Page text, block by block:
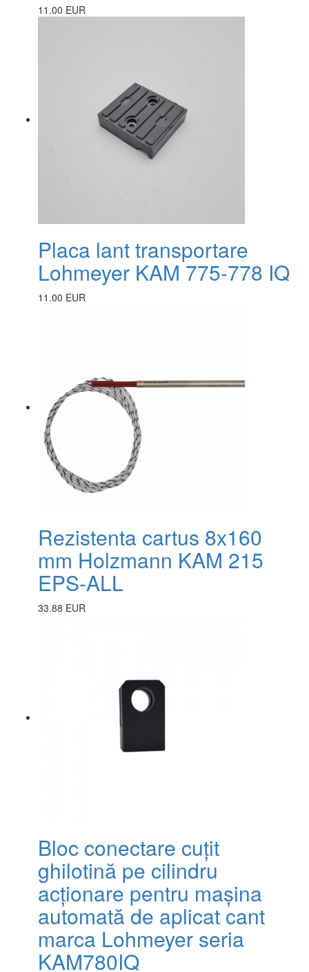
11.00 EUR
Placa lant transportare
Lohmeyer KAM 775-778 IQ
11.00 EUR
Rezistenta cartus 8x160
mm Holzmann KAM 215
EPS-ALL
33.88 EUR
Bloc conectare cuțit
ghilotină pe cilindru
acționare pentru mașina
automată de aplicat cant
marca Lohmeyer seria
KAM780IQ